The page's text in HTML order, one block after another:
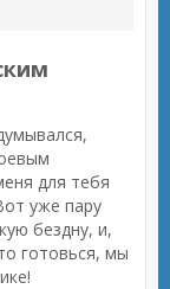
для тебя
уже пару
бездну, и,
готовься, мы